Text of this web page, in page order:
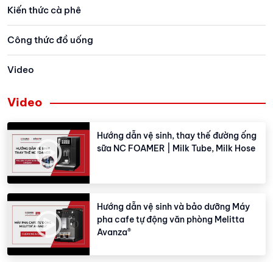
Kiến thức cà phê
Công thức đồ uống
Video
Video
Hướng dẫn vệ sinh, thay thế đường ống
sữa NC FOAMER | Milk Tube, Milk Hose
Hướng dẫn vệ sinh và bảo dưỡng Máy
pha cafe tự động văn phòng Melitta
Avanza®